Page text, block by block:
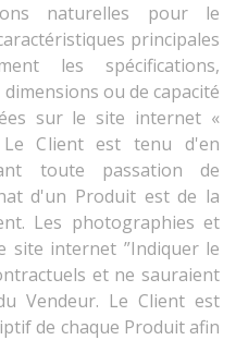
naturelles pour le
principales
les spécifications,
ou de capacité
sur le site internet «
Le Client est tenu d'en
toute passation de
d'un Produit est de la
Les photographies et
site internet ”Indiquer le
et ne sauraient
Vendeur. Le Client est
de chaque Produit afin